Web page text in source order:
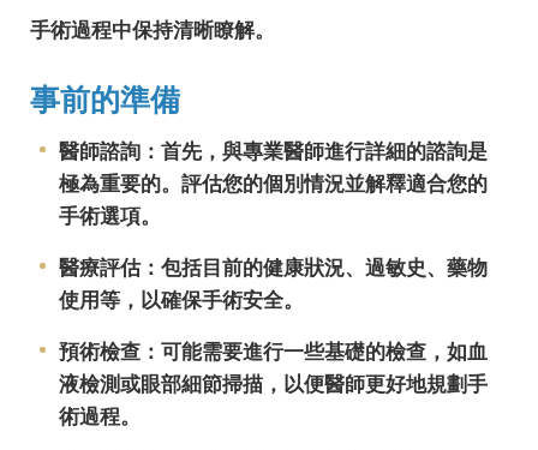
手術過程中保持清晰瞭解。
事前的準備
醫師諮詢：首先，與專業醫師進行詳細的諮詢是
極為重要的。評估您的個別情況並解釋適合您的
手術選項。
醫療評估：包括目前的健康狀況、過敏史、藥物
使用等，以確保手術安全。
預術檢查：可能需要進行一些基礎的檢查，如血
液檢測或眼部細節掃描，以便醫師更好地規劃手
術過程。